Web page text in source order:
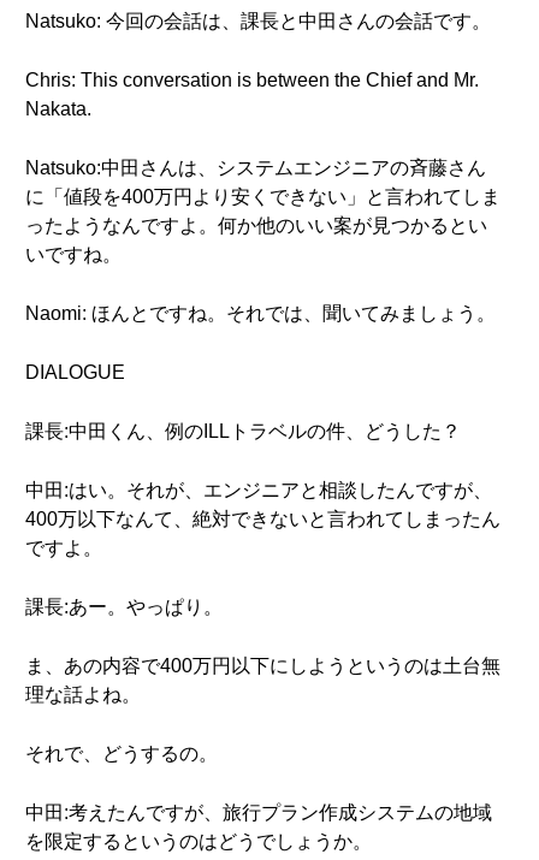
Natsuko: 今回の会話は、課長と中田さんの会話です。
Chris: This conversation is between the Chief and Mr.
Nakata.
Natsuko:中田さんは、システムエンジニアの斉藤さん
に「値段を400万円より安くできない」と言われてしま
ったようなんですよ。何か他のいい案が見つかるとい
いですね。
Naomi: ほんとですね。それでは、聞いてみましょう。
DIALOGUE
課長:中田くん、例のILLトラベルの件、どうした？
中田:はい。それが、エンジニアと相談したんですが、
400万以下なんて、絶対できないと言われてしまったん
ですよ。
課長:あー。やっぱり。
ま、あの内容で400万円以下にしようというのは土台無
理な話よね。
それで、どうするの。
中田:考えたんですが、旅行プラン作成システムの地域
を限定するというのはどうでしょうか。